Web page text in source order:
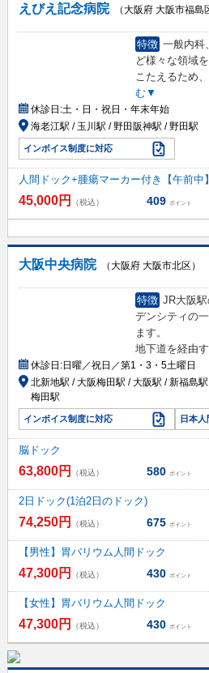
えびえ記念病院
（大阪府 大阪市福島
特徴 一般内科
ど様々な領域
こたえるため
む▼
休診日:土・日・祝日・年末年始
海老江駅 / 玉川駅 / 野田阪神駅 / 野田駅
インボイス制度に対応
人間ドック+腫瘍マーカー付き【午前中】
45,000円 （税込） 409 ポイント
大阪中央病院
（大阪府 大阪市北区）
特徴 JR大阪
デンシティの
ます。
地下道を経由
休診日:日曜／祝日／第1・3・5土曜日
北新地駅 / 大阪梅田駅 / 大阪駅 / 新福島
梅田駅
インボイス制度に対応 日本
脳ドック
63,800円 （税込） 580 ポイント
2日ドック(1泊2日のドック)
74,250円 （税込） 675 ポイント
【男性】胃バリウム人間ドック
47,300円 （税込） 430 ポイント
【女性】胃バリウム人間ドック
47,300円 （税込） 430 ポイント